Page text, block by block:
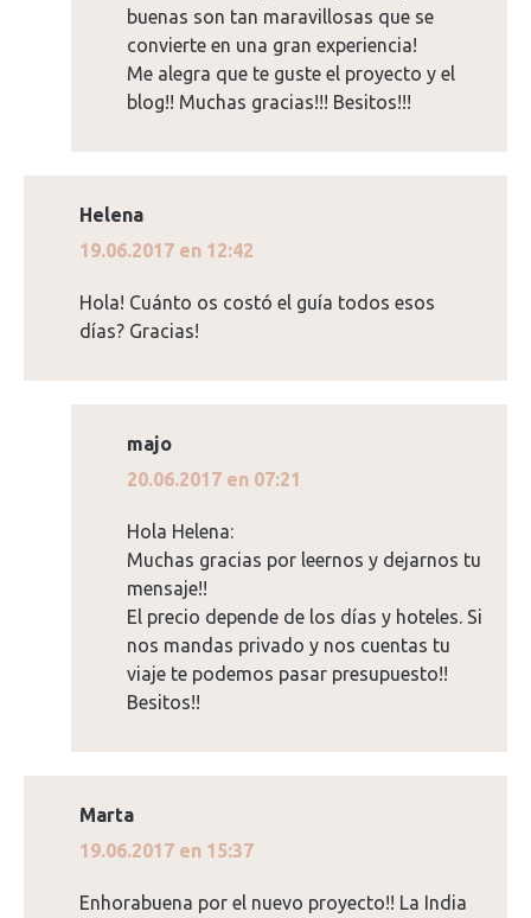
buenas son tan maravillosas que se
convierte en una gran experiencia!
Me alegra que te guste el proyecto y el
blog!! Muchas gracias!!! Besitos!!!
Helena
dice:
19.06.2017 en 12:42
Hola! Cuánto os costó el guía todos esos
días? Gracias!
majo
dice:
20.06.2017 en 07:21
Hola Helena:
Muchas gracias por leernos y dejarnos tu
mensaje!!
El precio depende de los días y hoteles. Si
nos mandas privado y nos cuentas tu
viaje te podemos pasar presupuesto!!
Besitos!!
Marta
dice:
19.06.2017 en 15:37
Enhorabuena por el nuevo proyecto!! La India